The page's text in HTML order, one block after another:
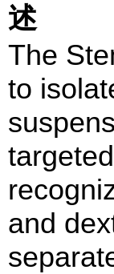
述
The
to
and